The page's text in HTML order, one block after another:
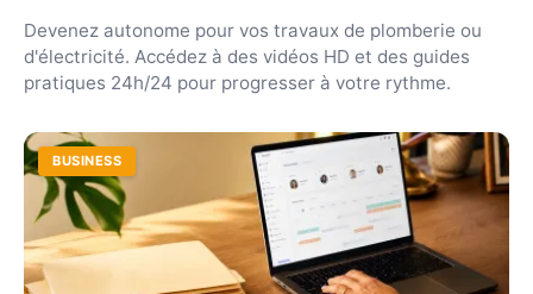
Devenez autonome pour vos travaux de plomberie ou
d'électricité. Accédez à des vidéos HD et des guides
pratiques 24h/24 pour progresser à votre rythme.
BUSINESS